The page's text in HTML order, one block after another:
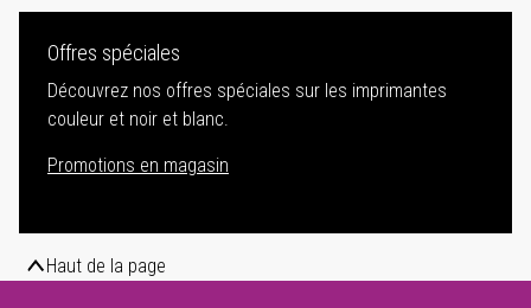
Offres spéciales
Découvrez nos offres spéciales sur les imprimantes
couleur et noir et blanc.
Promotions en magasin
Haut de la page